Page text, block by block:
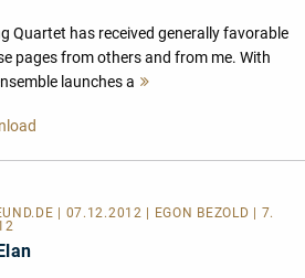
Quartet has received generally favorable
pages from others and from me. With
launches a
| 07.12.2012 | EGON BEZOLD | 7.